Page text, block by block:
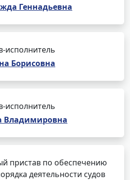
Геннадьевна
исполнитель
Борисовна
исполнитель
Владимировна
пристав по обеспечению
деятельности судов